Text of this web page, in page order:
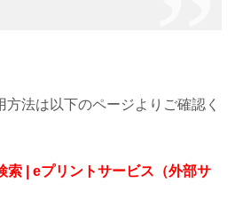
法は以下のページよりご確認く
| eプリントサービス（外部サ